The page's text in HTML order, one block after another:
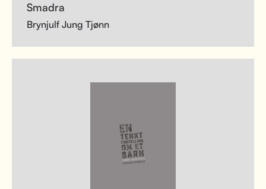
Smadra
Brynjulf Jung Tjønn